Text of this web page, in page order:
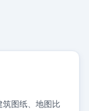
图纸、地图比